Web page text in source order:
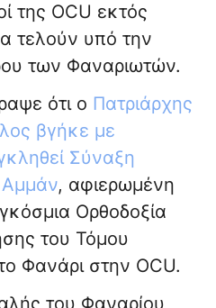
της OCU εκτός
τελούν υπό την
των Φαναριωτών.
ότι ο Πατριάρχης
βγήκε με
Σύναξη
, αφιερωμένη
Ορθοδοξία
του Τόμου
Φανάρι στην OCU.